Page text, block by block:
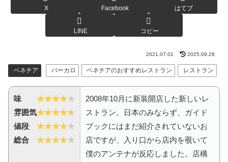
X Facebook はてブ
LINE コピー
2021.07.01 2025.09.28
ベネチア バーカロ ベネチアのおすすめレストラン レストラン
味
雰囲気
値段
総合
2008年10月に新装開店した新しいレ
ストラン。日本のみならず、ガイド
ブックにはまだ紹介されていないお
店ですが、入り口から店内を覗いて
僕のアンテナが反応しました。店構